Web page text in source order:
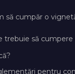
să cumpăr o
trebuie să
pentru